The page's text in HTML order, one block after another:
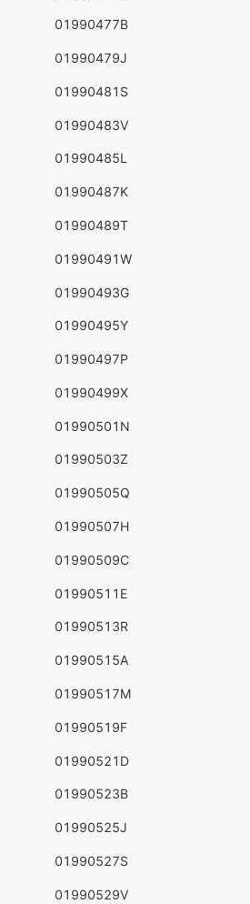
01990477B
01990479J
01990481S
01990483V
01990485L
01990487K
01990489T
01990491W
01990493G
01990495Y
01990497P
01990499X
01990501N
01990503Z
01990505Q
01990507H
01990509C
01990511E
01990513R
01990515A
01990517M
01990519F
01990521D
01990523B
01990525J
01990527S
01990529V